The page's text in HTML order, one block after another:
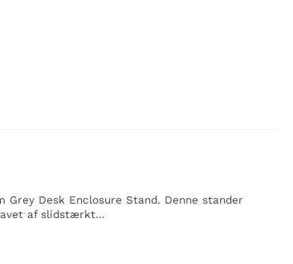
Grey Desk Enclosure Stand. Denne stander
af slidstærkt...